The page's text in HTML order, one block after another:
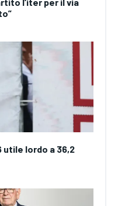
l’iter per il via
utile lordo a 36,2